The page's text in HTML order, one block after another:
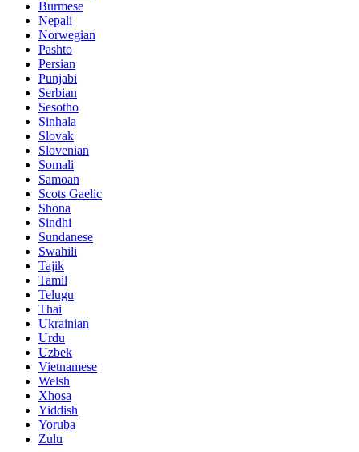
Burmese
Nepali
Norwegian
Pashto
Persian
Punjabi
Serbian
Sesotho
Sinhala
Slovak
Slovenian
Somali
Samoan
Scots Gaelic
Shona
Sindhi
Sundanese
Swahili
Tajik
Tamil
Telugu
Thai
Ukrainian
Urdu
Uzbek
Vietnamese
Welsh
Xhosa
Yiddish
Yoruba
Zulu